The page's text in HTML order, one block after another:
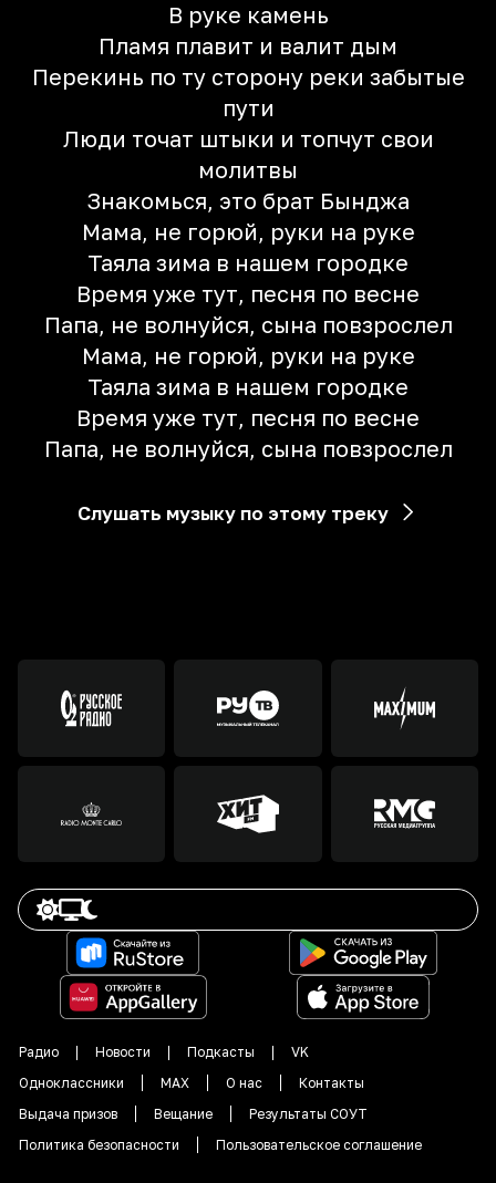
В руке камень
Пламя плавит и валит дым
Перекинь по ту сторону реки забытые
пути
Люди точат штыки и топчут свои
молитвы
Знакомься, это брат Бынджа
Мама, не горюй, руки на руке
Таяла зима в нашем городке
Время уже тут, пeсня по весне
Папа, не волнуйся, сына повзрослел
Мама, не горюй, руки на руке
Таяла зима в нашем городке
Время уже тут, пeсня по весне
Папа, не волнуйся, сына повзрослел
Слушать музыку по этому треку
Радио Новости Подкасты
VK
Одноклассники
MAX О нас
Контакты
Выдача призов
Вещание
Результаты СОУТ
Политика безопасности
Пользовательское соглашение